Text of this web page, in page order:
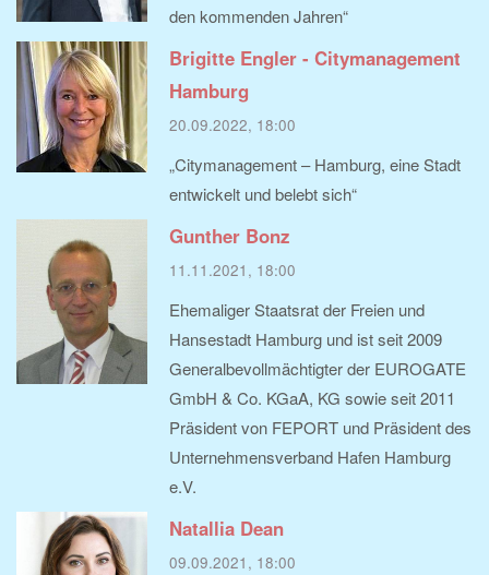
den kommenden Jahren“
Brigitte Engler - Citymanagement
Hamburg
20.09.2022, 18:00
„Citymanagement – Hamburg, eine Stadt
entwickelt und belebt sich“
Gunther Bonz
11.11.2021, 18:00
Ehemaliger Staatsrat der Freien und
Hansestadt Hamburg und ist seit 2009
Generalbevollmächtigter der EUROGATE
GmbH & Co. KGaA, KG sowie seit 2011
Präsident von FEPORT und Präsident des
Unternehmensverband Hafen Hamburg
e.V.
Natallia Dean
09.09.2021, 18:00